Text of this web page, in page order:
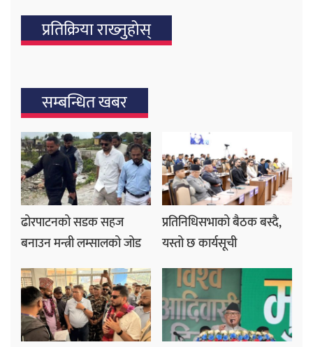
प्रतिक्रिया राख्‍नुहोस्
सम्बन्धित खबर
ढोरपाटनको सडक सहज
बनाउन मन्त्री लम्सालको जोड
प्रतिनिधिसभाको बैठक बस्दै,
यस्तो छ कार्यसूची